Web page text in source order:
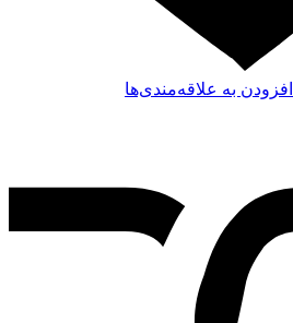
افزودن به علاقه‌مندی‌ها